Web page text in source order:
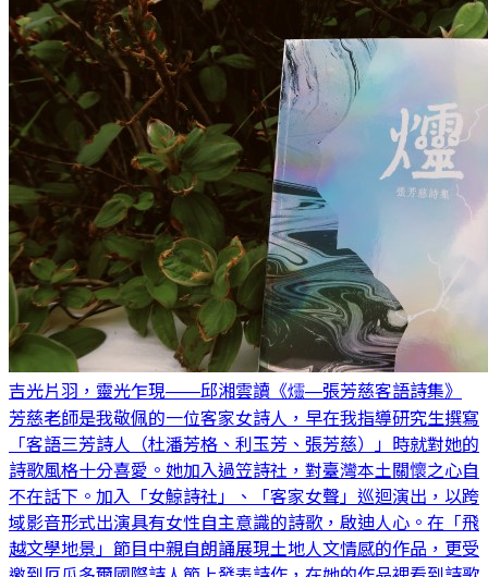
吉光片羽，靈光乍現——邱湘雲讀《爧—張芳慈客語詩集》
芳慈老師是我敬佩的一位客家女詩人，早在我指導研究生撰寫
「客語三芳詩人（杜潘芳格、利玉芳、張芳慈）」時就對她的
詩歌風格十分喜愛。她加入過笠詩社，對臺灣本土關懷之心自
不在話下。加入「女鯨詩社」、「客家女聲」巡迴演出，以跨
域影音形式出演具有女性自主意識的詩歌，啟迪人心。在「飛
越文學地景」節目中親自朗誦展現土地人文情感的作品，更受